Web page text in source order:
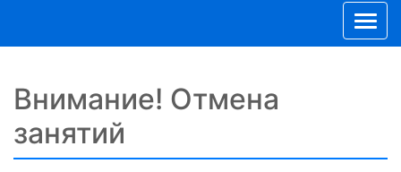
Внимание! Отмена
занятий